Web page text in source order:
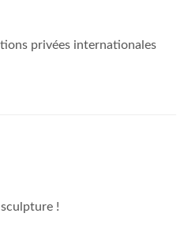
privées internationales
!